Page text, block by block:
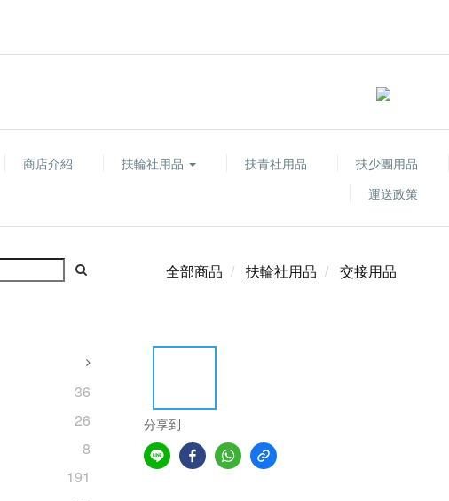
商店介紹 扶輪社用品 扶青社用品 扶少團用品
運送政策
36
26
8
191
全部商品 扶輪社用品 交接用品
分享到